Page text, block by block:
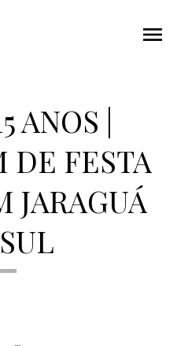
menu
ANOS |
FESTA
JARAGUÁ